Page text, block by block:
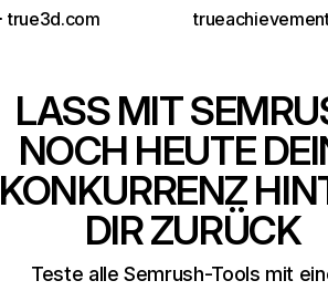
true3d.com
LASS MIT
NOCH HEUTE
KONKURRENZ
DIR ZURÜCK
Teste alle Semrush-Tools mit